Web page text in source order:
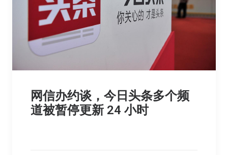
网信办约谈，今日头条多个频
道被暂停更新 24 小时